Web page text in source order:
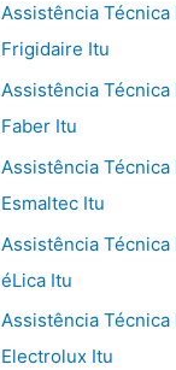
Assistência
Frigidaire Itu
Assistência
Faber Itu
Assistência
Esmaltec Itu
Assistência
éLica Itu
Assistência
Electrolux Itu